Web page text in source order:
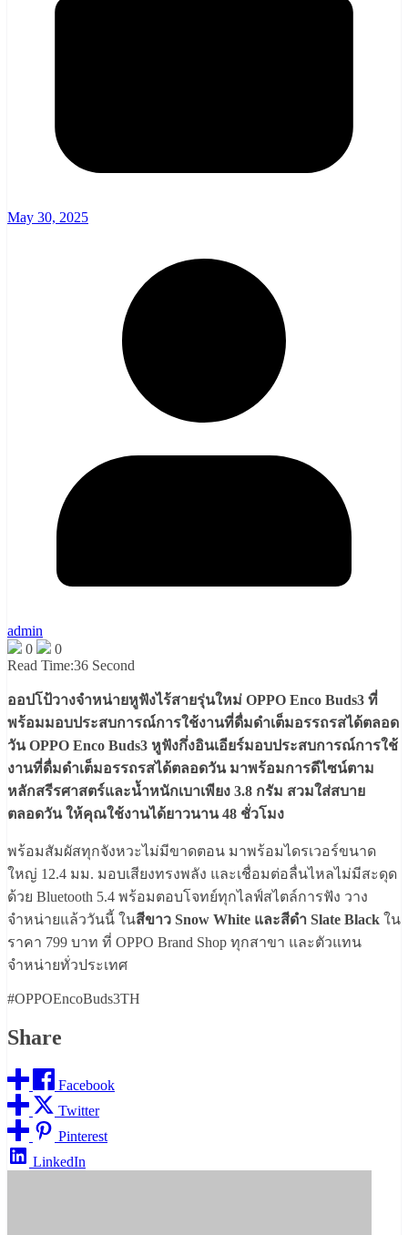
May 30, 2025
admin
0
0
Read Time:36 Second
ออปโป้วางจำหน่ายหูฟังไร้สายรุ่นใหม่ OPPO Enco Buds3 ที่
พร้อมมอบประสบการณ์การใช้งานที่ดื่มดำเต็มอรรถรสได้ตลอด
วัน OPPO Enco Buds3 หูฟังกึ่งอินเอียร์มอบประสบการณ์การใช้
งานที่ดื่มดำเต็มอรรถรสได้ตลอดวัน มาพร้อมการดีไซน์ตาม
หลักสรีรศาสตร์และน้ำหนักเบาเพียง 3.8 กรัม สวมใส่สบาย
ตลอดวัน ให้คุณใช้งานได้ยาวนาน 48 ชั่วโมง
พร้อมสัมผัสทุกจังหวะไม่มีขาดตอน มาพร้อมไดรเวอร์ขนาด
ใหญ่ 12.4 มม. มอบเสียงทรงพลัง และเชื่อมต่อลื่นไหลไม่มีสะดุด
ด้วย Bluetooth 5.4 พร้อมตอบโจทย์ทุกไลฟ์สไตล์การฟัง วาง
จำหน่ายแล้ววันนี้ ในสีขาว Snow White และสีดำ Slate Black ใน
ราคา 799 บาท ที่ OPPO Brand Shop ทุกสาขา และตัวแทน
จำหน่ายทั่วประเทศ
#OPPOEncoBuds3TH
Share
Facebook
Twitter
Pinterest
LinkedIn